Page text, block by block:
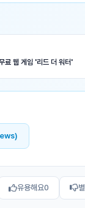
료 웹 게임 '리드 더 워터'
유용해요0